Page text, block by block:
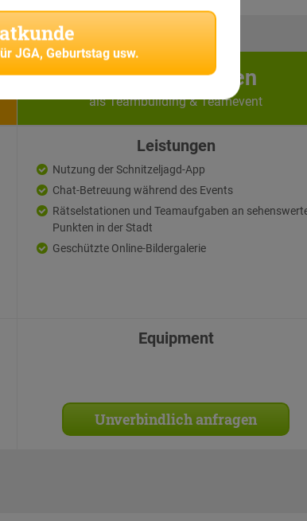
Firmenkunden
als Teambuilding & Teamevent
Leistungen
Nutzung der Schnitzeljagd-App
Chat-Betreuung während des Events
Rätselstationen und Teamaufgaben an
Punkten in der Stadt
Geschützte Online-Bildergalerie
Equipment
Unverbindlich anfragen
JGA, Geburtstag usw.